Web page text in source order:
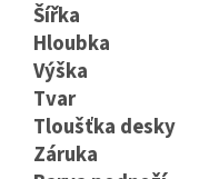
Šířka
Hloubka
Výška
Tvar
Tloušťka desky
Záruka